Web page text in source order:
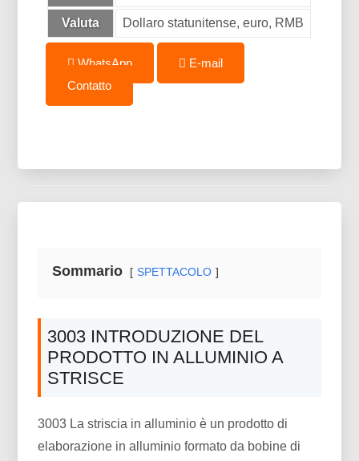
Valuta Dollaro statunitense, euro, RMB
WhatsApp
E-mail
Contatto
Sommario SPETTACOLO
3003 INTRODUZIONE DEL
PRODOTTO IN ALLUMINIO A
STRISCE
3003 La striscia in alluminio è un prodotto di
elaborazione in alluminio formato da bobine di